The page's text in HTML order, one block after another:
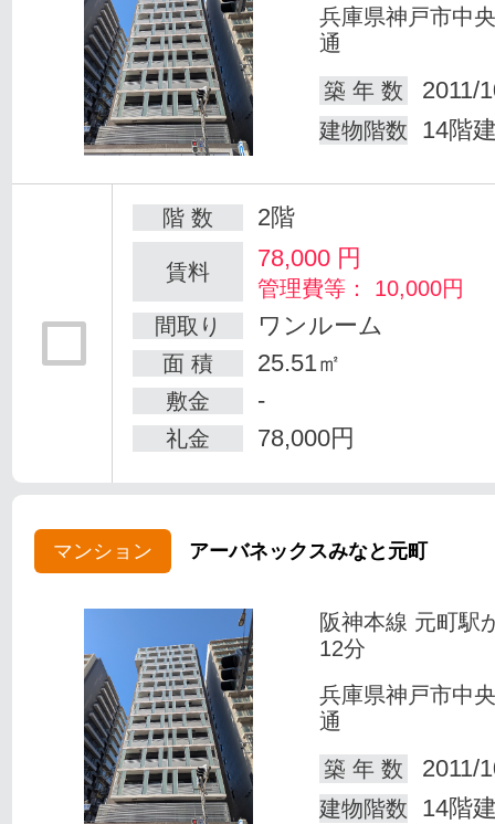
兵庫県神戸市中
通
築 年 数
2011/
建物階数 14階
階 数 2階
賃料 78,000 円
管理費等： 10,000円
間取り
ワンルーム
面 積 25.51㎡
敷金 -
礼金 78,000円
マンション アーバネックスみなと元町
阪神本線 元町駅
12分
兵庫県神戸市中
通
築 年 数
2011/
建物階数 14階